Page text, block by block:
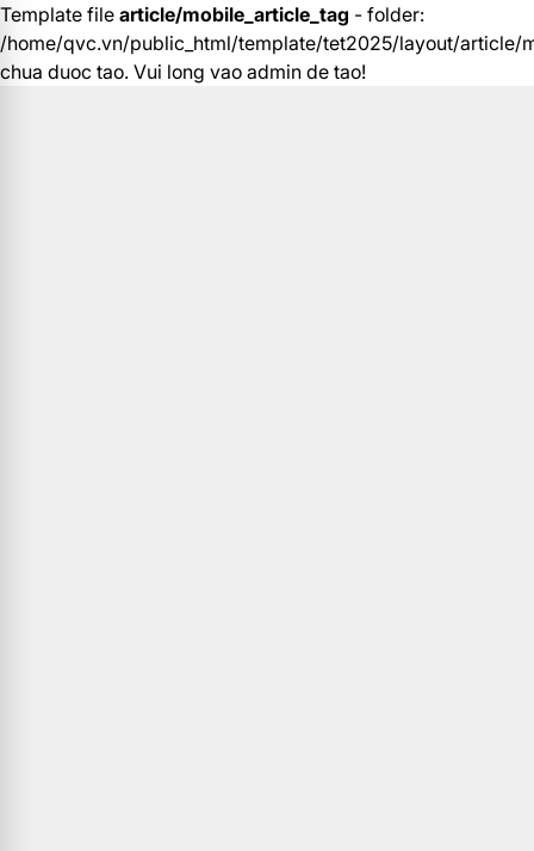
Template file article/mobile_article_tag - folder:
/home/qvc.vn/public_html/template/tet2025/layout/article/
chua duoc tao. Vui long vao admin de tao!